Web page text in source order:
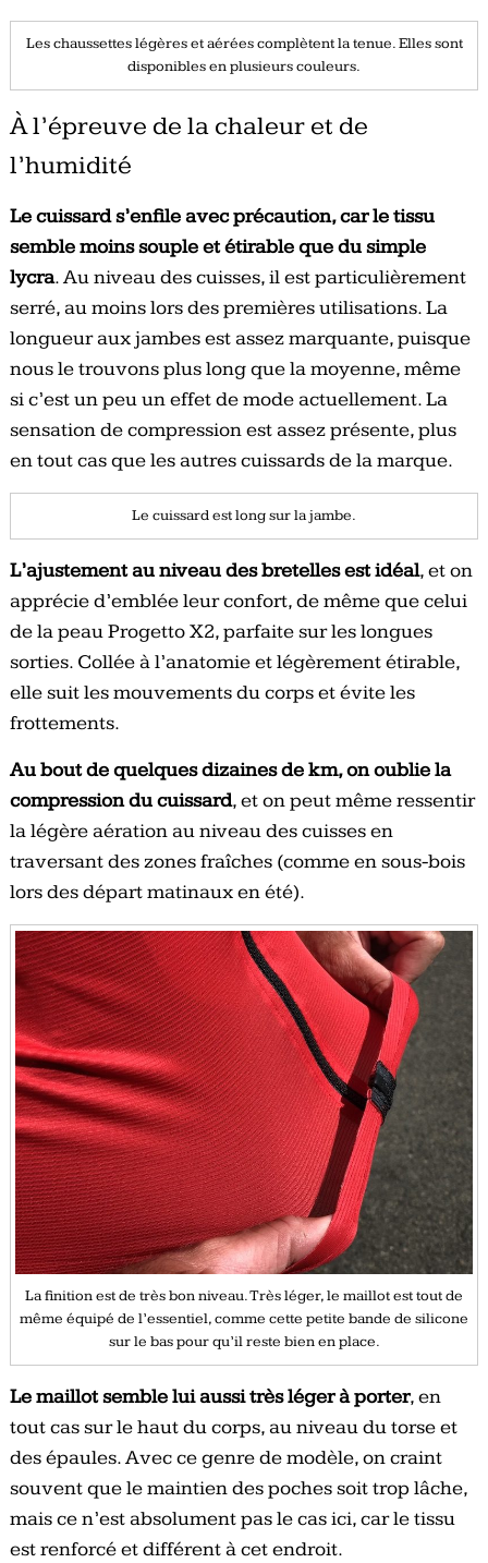
Les chaussettes légères et aérées complètent la tenue. Elles sont
disponibles en plusieurs couleurs.
À l’épreuve de la chaleur et de
l’humidité
Le cuissard s’enfile avec précaution, car le tissu
semble moins souple et étirable que du simple
lycra. Au niveau des cuisses, il est particulièrement
serré, au moins lors des premières utilisations. La
longueur aux jambes est assez marquante, puisque
nous le trouvons plus long que la moyenne, même
si c’est un peu un effet de mode actuellement. La
sensation de compression est assez présente, plus
en tout cas que les autres cuissards de la marque.
Le cuissard est long sur la jambe.
L’ajustement au niveau des bretelles est idéal, et on
apprécie d’emblée leur confort, de même que celui
de la peau Progetto X2, parfaite sur les longues
sorties. Collée à l’anatomie et légèrement étirable,
elle suit les mouvements du corps et évite les
frottements.
Au bout de quelques dizaines de km, on oublie la
compression du cuissard, et on peut même ressentir
la légère aération au niveau des cuisses en
traversant des zones fraîches (comme en sous-bois
lors des départ matinaux en été).
La finition est de très bon niveau. Très léger, le maillot est tout de
même équipé de l’essentiel, comme cette petite bande de silicone
sur le bas pour qu’il reste bien en place.
Le maillot semble lui aussi très léger à porter, en
tout cas sur le haut du corps, au niveau du torse et
des épaules. Avec ce genre de modèle, on craint
souvent que le maintien des poches soit trop lâche,
mais ce n’est absolument pas le cas ici, car le tissu
est renforcé et différent à cet endroit.